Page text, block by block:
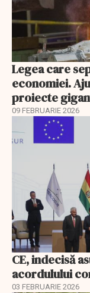
Legea care
economiei.
proiecte
09 FEBRUARIE 2026
CE, indecisă
acordulului
03 FEBRUARIE 2026